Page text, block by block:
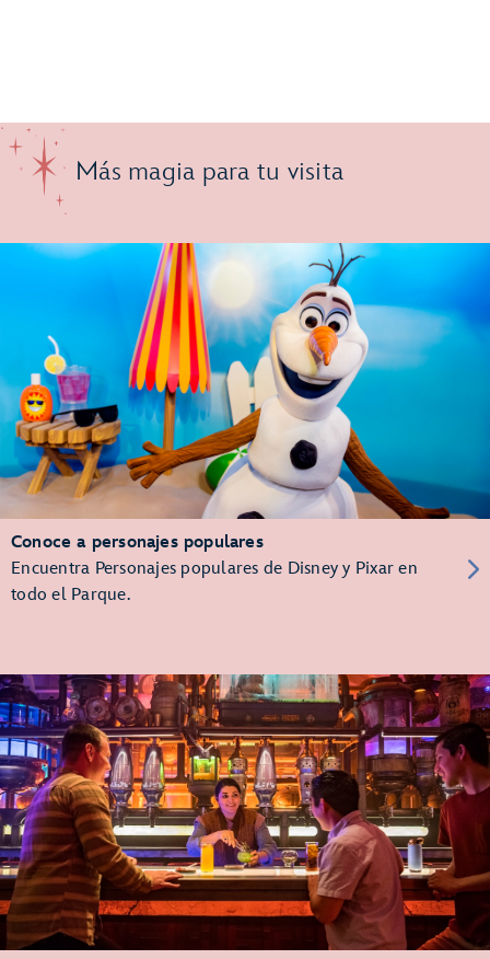
Más magia para tu visita
Conoce a personajes populares
Encuentra Personajes populares de Disney y Pixar en
todo el Parque.